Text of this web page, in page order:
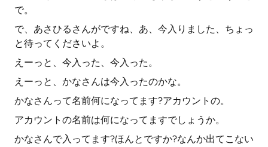
で。
で、あさひるさんがですね、あ、今入りました、ちょっ
と待ってくださいよ。
えーっと、今入った、今入った。
えーっと、かなさんは今入ったのかな。
かなさんって名前何になってます?アカウントの。
アカウントの名前は何になってますでしょうか。
かなさんで入ってます?ほんとですか?なんか出てこない